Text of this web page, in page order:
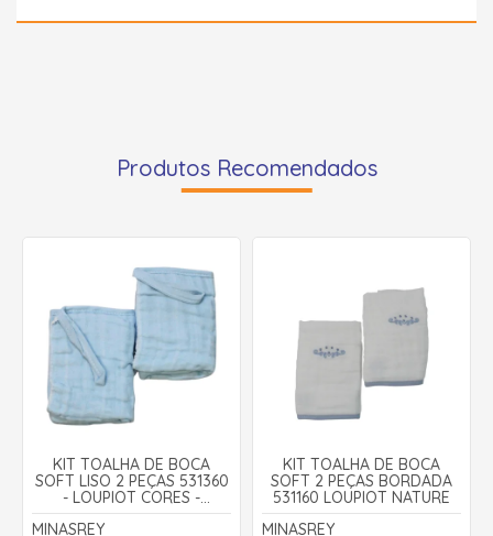
Produtos Recomendados
KIT TOALHA DE BOCA
SOFT LISO 2 PEÇAS 531360
- LOUPIOT CORES -
MINASREY
MINASREY
KIT TOALHA DE BOCA
SOFT 2 PEÇAS BORDADA
531160 LOUPIOT NATURE
MINASREY